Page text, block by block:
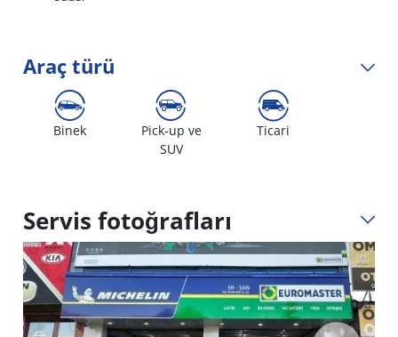
Araç türü
Binek
Pick-up ve
SUV
Ticari
Servis fotoğrafları